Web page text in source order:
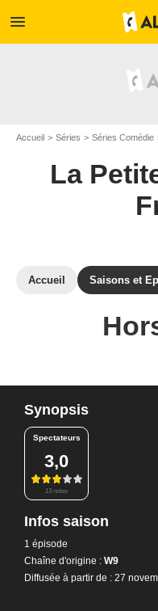
menu
Accueil Séries Séries Comédie
La
Accueil Saisons et
Synopsis
Spectateurs
3,0
13 notes
Infos saison
1 épisode
Chaîne d'origine : W9
Diffusée à partir de : 27